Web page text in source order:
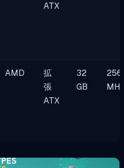
ATX
AMD
拡
張
ATX
32
GB